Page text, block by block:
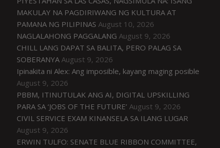
MAKULAY NA PAGDIRIWANG NG KULTURA AT
PAMANA NG PILIPINAS August 10, 2026
NAGLALAHONG PAGGALANG August 9, 2026
CHILL LANG DAPAT SA BALITA, PERO PALAG SA
SOBERANYA August 9, 2026
Ipinakita ni Alex: Ang imposible, kayang maging posible
August 9, 2026
PBBM, ITINUTULAK ANG AI, DIGITAL UPSKILLING
PARA SA ‘JOBS OF THE FUTURE’ August 9, 2026
CIVIL SERVICE EXAM KINANSELA SA ILANG LUGAR
August 9, 2026
ERWIN TULFO: SENATE BLUE RIBBON COMMITTEE,